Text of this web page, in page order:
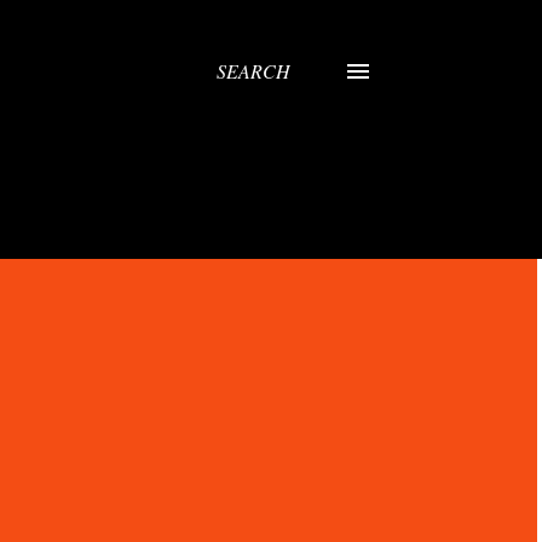
SEARCH